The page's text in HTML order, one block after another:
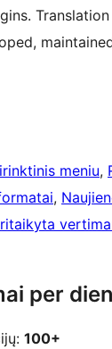
meniu,
,
per
100+